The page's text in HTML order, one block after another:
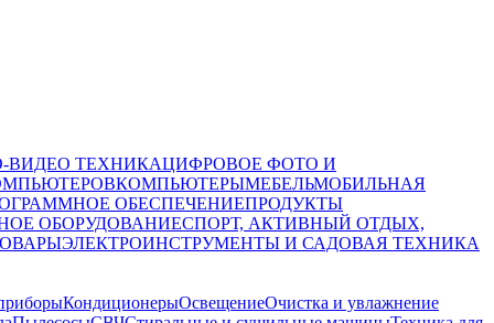
ВИДЕО ТЕХНИКАЦИФРОВОЕ ФОТО И
КОМПЬЮТЕРЫМЕБЕЛЬМОБИЛЬНАЯ
ОБЕСПЕЧЕНИЕПРОДУКТЫ
ОБОРУДОВАНИЕСПОРТ, АКТИВНЫЙ ОТДЫХ,
ЭЛЕКТРОИНСТРУМЕНТЫ И САДОВАЯ ТЕХНИКА
КондиционерыОсвещениеОчистка и увлажнение